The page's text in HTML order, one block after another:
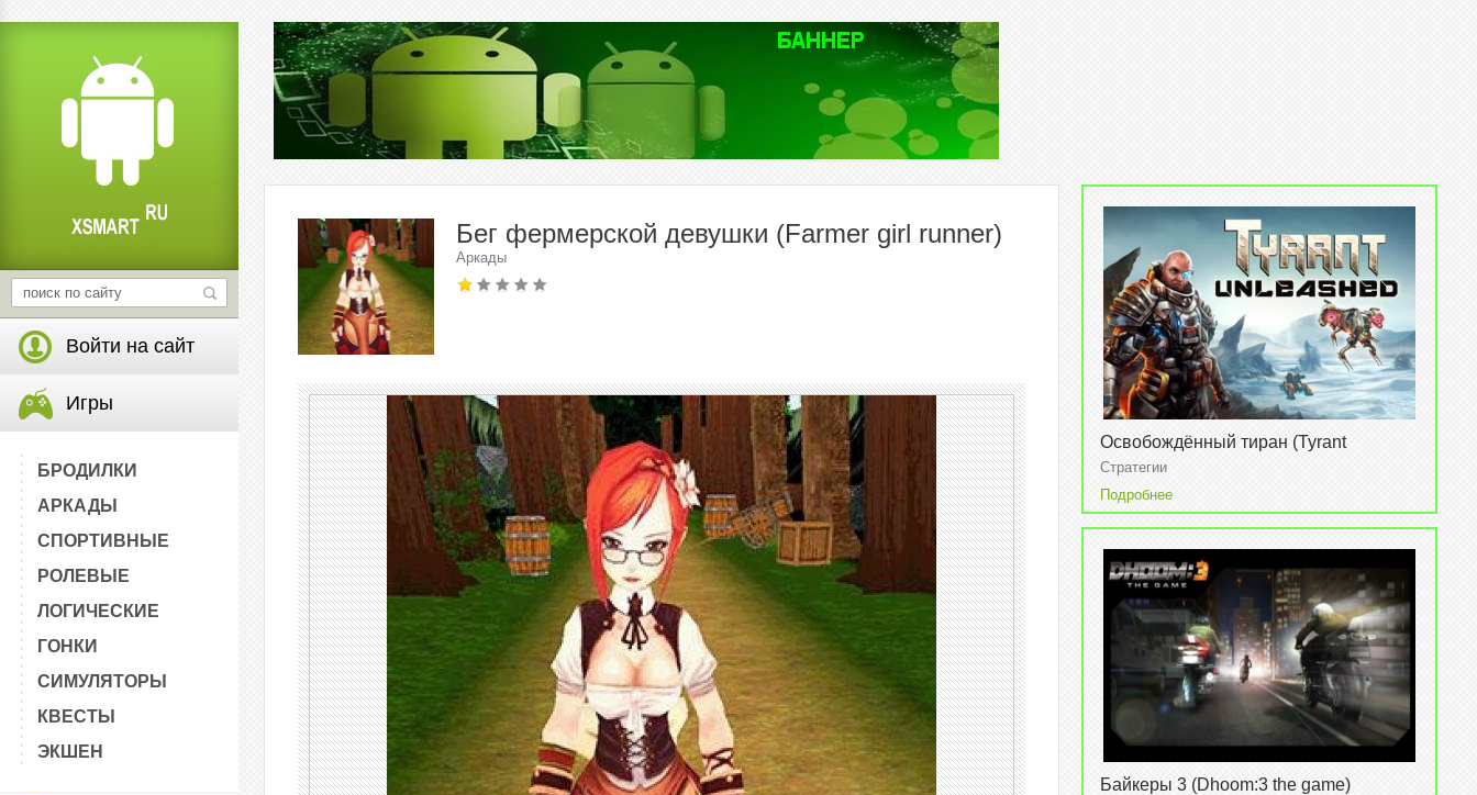
Войти на сайт
Игры
БРОДИЛКИ
АРКАДЫ
СПОРТИВНЫЕ
РОЛЕВЫЕ
ЛОГИЧЕСКИЕ
ГОНКИ
СИМУЛЯТОРЫ
КВЕСТЫ
ЭКШЕН
Бег фермерской девушки (Farmer girl runner)
Аркады
Освобождённый тиран (Tyrant
unleashed)
Стратегии
Подробнее
Байкеры 3 (Dhoom:3 the game)